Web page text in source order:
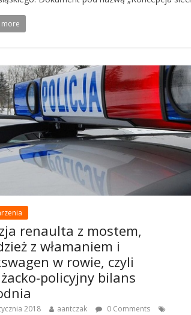
more
renaulta z mostem,
z włamaniem i
w rowie, czyli
policyjny bilans
2018 aantczak
0 Comments